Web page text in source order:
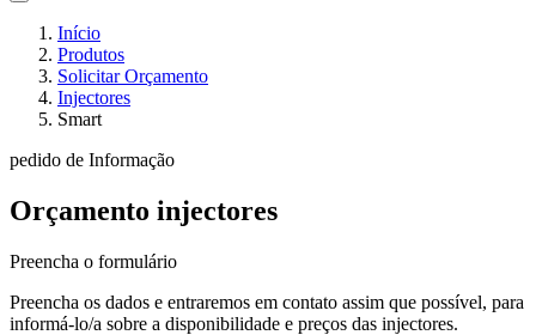
Início
Produtos
Solicitar Orçamento
Injectores
Smart
pedido de Informação
Orçamento injectores
Preencha o formulário
Preencha os dados e entraremos em contato assim que possível, para
informá-lo/a sobre a disponibilidade e preços das injectores.